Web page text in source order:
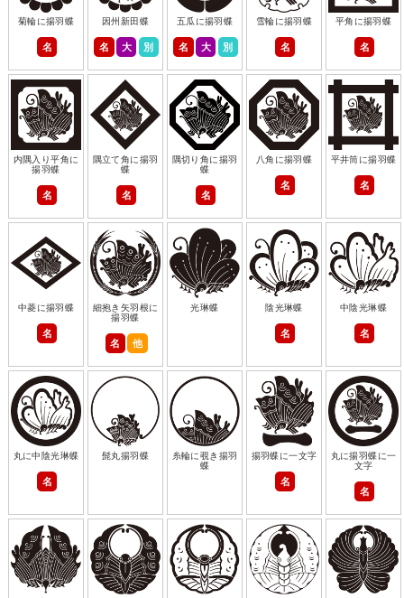
菊輪に揚羽蝶
名
因州新田蝶
名 大 別
五瓜に揚羽蝶
名 大 別
雪輪に揚羽蝶
名
平角に揚羽蝶
名
内隅入り平角に
揚羽蝶
名
隅立て角に揚羽
蝶
名
隅切り角に揚羽
蝶
名
八角に揚羽蝶
名
平井筒に揚羽蝶
名
中菱に揚羽蝶
名
細抱き矢羽根に
揚羽蝶
名 他
光琳蝶 陰光琳蝶
名
中陰光琳蝶
名
丸に中陰光琳蝶
名
髭丸揚羽蝶
糸輪に覗き揚羽
蝶
揚羽蝶に一文字
名
丸に揚羽蝶に一
文字
名